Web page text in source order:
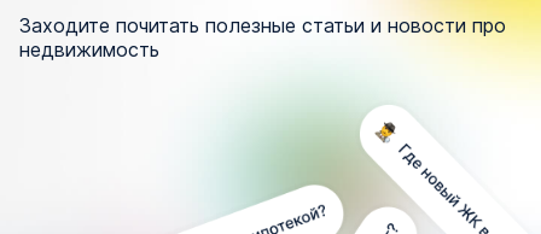
Заходите почитать полезные статьи и новости про
недвижимость